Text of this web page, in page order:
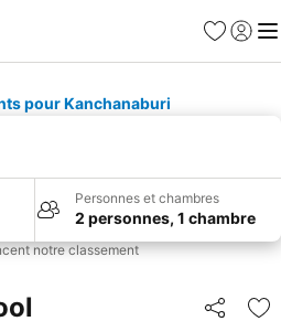
Favoris
Se
pour Kanchanaburi
Personnes et chambres
2 personnes, 1 chambre
notre classement
Partager